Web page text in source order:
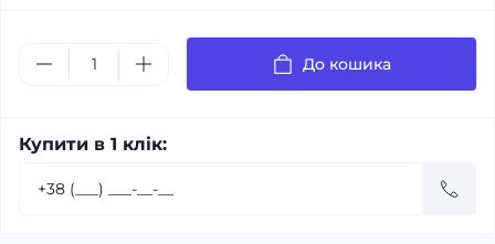
До кошика
Купити в 1 клік: